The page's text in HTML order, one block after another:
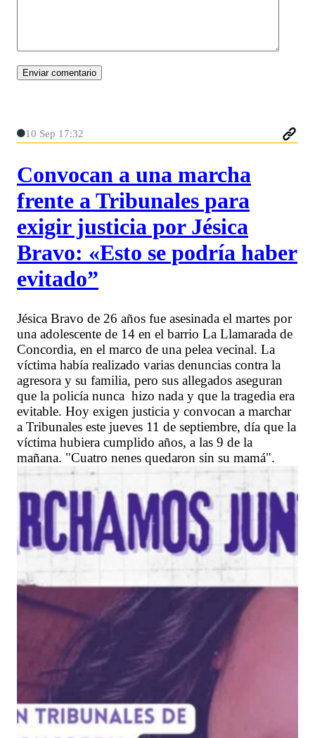
10 Sep 17:32
Convocan a una marcha
frente a Tribunales para
exigir justicia por Jésica
Bravo: «Esto se podría haber
evitado”
Jésica Bravo de 26 años fue asesinada el martes por
una adolescente de 14 en el barrio La Llamarada de
Concordia, en el marco de una pelea vecinal. La
víctima había realizado varias denuncias contra la
agresora y su familia, pero sus allegados aseguran
que la policía nunca hizo nada y que la tragedia era
evitable. Hoy exigen justicia y convocan a marchar
a Tribunales este jueves 11 de septiembre, día que la
víctima hubiera cumplido años, a las 9 de la
mañana. "Cuatro nenes quedaron sin su mamá".